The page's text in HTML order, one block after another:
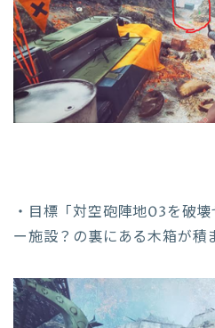
・目標「対空砲陣地03を破
ー施設？の裏にある木箱が積